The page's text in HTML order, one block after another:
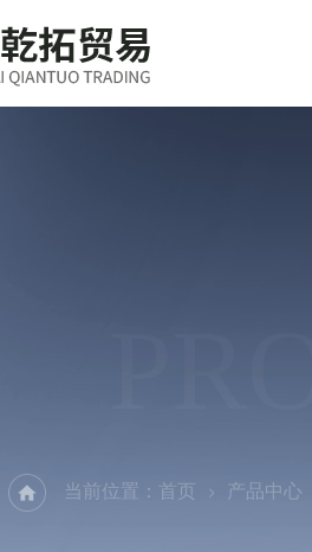
当前位置： 首页 产品中心